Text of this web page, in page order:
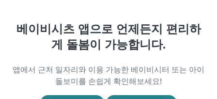
베이비시츠 앱으로 언제든지 편리하
게 돌봄이 가능합니다.
앱에서 근처 일자리와 이용 가능한 베이비시터 또는 아이
돌보미를 손쉽게 확인해보세요!